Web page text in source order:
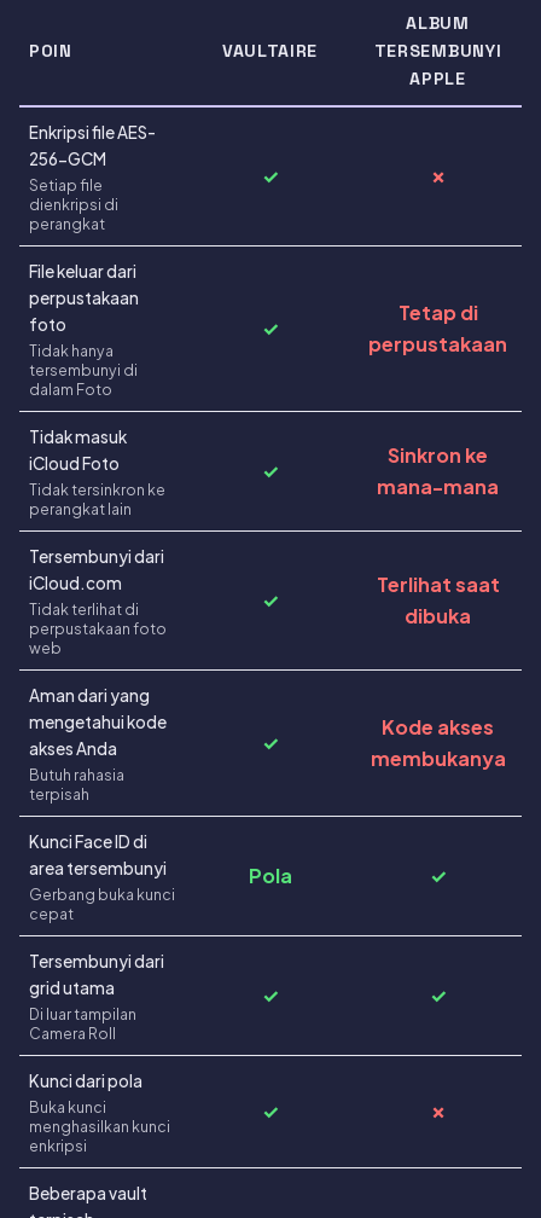
POIN VAULTAIRE
ALBUM
TERSEMBUNYI
APPLE
Enkripsi file AES-
256-GCM
Setiap file
dienkripsi di
perangkat
✓ ✗
File keluar dari
perpustakaan
foto
Tidak hanya
tersembunyi di
dalam Foto
✓
Tetap di
perpustakaan
Tidak masuk
iCloud Foto
Tidak tersinkron ke
perangkat lain
✓
Sinkron ke
mana-mana
Tersembunyi dari
iCloud.com
Tidak terlihat di
perpustakaan foto
web
✓
Terlihat saat
dibuka
Aman dari yang
mengetahui kode
akses Anda
Butuh rahasia
terpisah
✓
Kode akses
membukanya
Kunci Face ID di
area tersembunyi
Gerbang buka kunci
cepat
Pola ✓
Tersembunyi dari
grid utama
Di luar tampilan
Camera Roll
✓ ✓
Kunci dari pola
Buka kunci
menghasilkan kunci
enkripsi
✓ ✗
Beberapa vault